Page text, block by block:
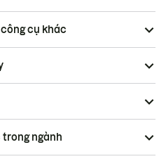
công cụ khác
ngành